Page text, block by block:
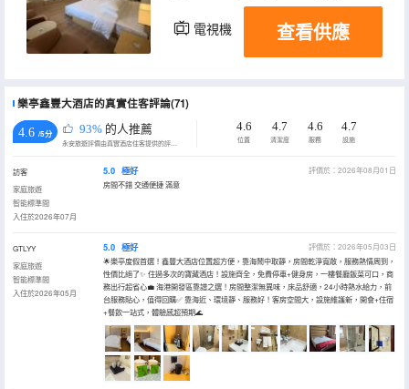
電視機 查看供應
樂亭鑫豐大酒店的真實住客評論(71)
4.6 /5分 93% 的人推薦
永安旅遊評價由真實酒店住客提供的評價。
4.6
位置
4.7
清潔度
4.6
服務
4.7
設施
訪客
家庭旅遊
智能標準間
入住於2026年07月
5.0 極好
評價於：2026年08月01日
房間不錯 交通便捷 滿意
GTLYY
家庭旅遊
智能標準間
入住於2026年05月
5.0 極好
評價於：2026年05月03日
🌟樂亭度假首選！鑫豐大酒店位置超方便，靠海鬧中取靜，房間乾淨寬敞，服務熱情周到，
性價比絕了✨ 住過多次的寶藏酒店！設施齊全，免費停車+健身房，一樓餐廳飯菜可口，商
務出行超省心💼 海港開發區靠譜之選！房間整潔無異味，床品舒適，24小時熱水給力，前
台服務貼心，值得回購✅ 靠海近、環境靜、服務好！客房空間大，設施維護新，開會+住宿
+餐飲一站式，體驗感超預期🌊